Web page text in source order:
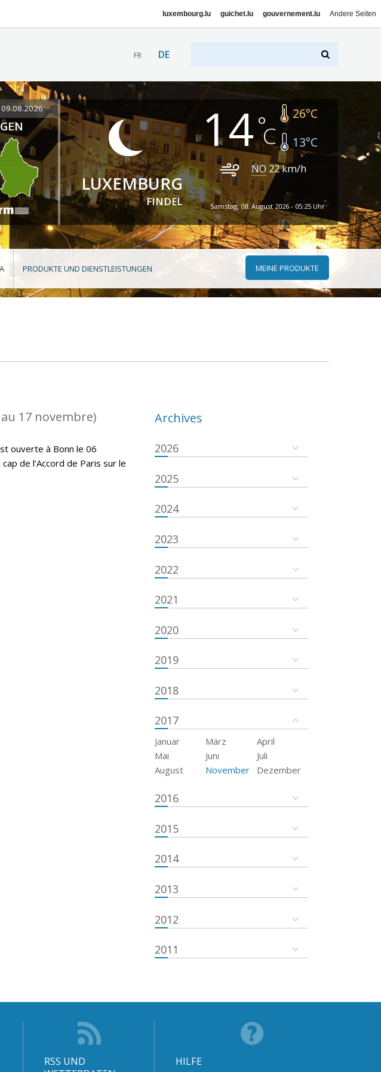
luxembourg.lu guichet.lu gouvernement.lu Andere Seiten
FR DE
09.08.2026
LUXEMBURG
FINDEL
14 26°C
13°C
NO 22km/h
Samstag, 08. August 2026 - 05:25 Uhr
PRODUKTE UND DIENSTLEISTUNGEN MEINE PRODUKTE
17 novembre)
ouverte à Bonn le 06
de l’Accord de Paris sur le
Archives
2026
2025
2024
2023
2022
2021
2020
2019
2018
2017
Januar März
April
Mai
Juni
Juli
August
November Dezember
2016
2015
2014
2013
2012
2011
RSS UND
HILFE